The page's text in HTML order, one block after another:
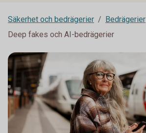
Säkerhet och bedrägerier
Bedrägerier
Deep fakes och AI-bedrägerier